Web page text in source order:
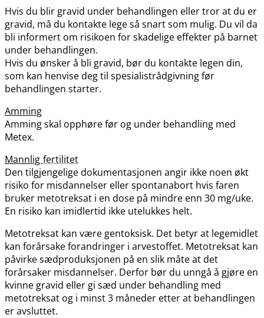
Hvis du blir gravid under behandlingen eller tror at du er
gravid, må du kontakte lege så snart som mulig. Du vil da
bli informert om risikoen for skadelige effekter på barnet
under behandlingen.
Hvis du ønsker å bli gravid, bør du kontakte legen din,
som kan henvise deg til spesialistrådgivning før
behandlingen starter.
Amming
Amming skal opphøre før og under behandling med
Metex.
Mannlig fertilitet
Den tilgjengelige dokumentasjonen angir ikke noen økt
risiko for misdannelser eller spontanabort hvis faren
bruker metotreksat i en dose på mindre enn 30 mg​/​uke.
En risiko kan imidlertid ikke utelukkes helt.
Metotreksat kan være gentoksisk. Det betyr at legemidlet
kan forårsake forandringer i arvestoffet. Metotreksat kan
påvirke sædproduksjonen på en slik måte at det
forårsaker misdannelser. Derfor bør du unngå å gjøre en
kvinne gravid eller gi sæd under behandling med
metotreksat og i minst 3 måneder etter at behandlingen
er avsluttet.